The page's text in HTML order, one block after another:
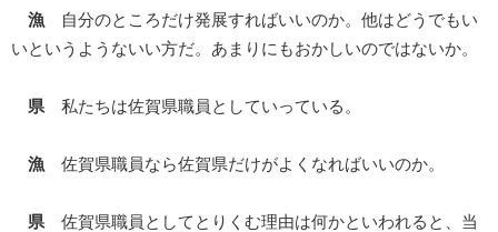
漁 自分のところだけ発展すればいいのか。他はどうでもい
いというようないい方だ。あまりにもおかしいのではないか。
県 私たちは佐賀県職員としていっている。
漁 佐賀県職員なら佐賀県だけがよくなればいいのか。
県 佐賀県職員としてとりくむ理由は何かといわれると、当